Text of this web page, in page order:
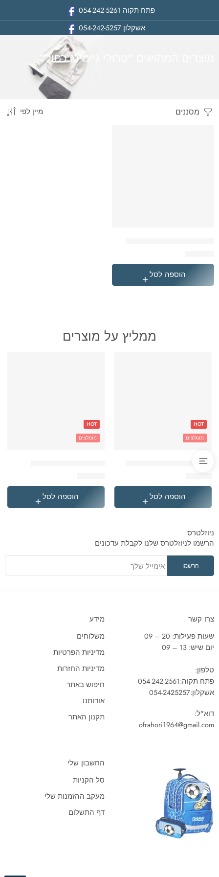
פתח תקוה 054-242-5261
אשקלון054-242-5257
מוצרים המתויגים “טרולי גיימינג כחול”
ביתמסננים מיין לפי
הוספה לסל
ממליץ על מוצרים
'בקבוק תרמי נירוסטה סטיץ
HOT
מומלצים
הוספה לסל
HOT
מומלצים
הוספה לסל
ניוזלטרס
הרשמו לניוזלטרס שלנו לקבלת עדכונים
צרו קשר
שעות פעילות: 20 – 09
יום שיש: 13 – 09
טלפון:
פתח תקוה:054-242-2561
אשקלון:054-2425257
דוא"ל:
ofrahori1964@gmail.com
מידע
משלוחים
מדיניות הפרטיות
מדיניות החזרות
חיפוש באתר
אודותנו
תקנון האתר
החשבון שלי
סל הקניות
מעקב ההזמנות שלי
דף התשלום